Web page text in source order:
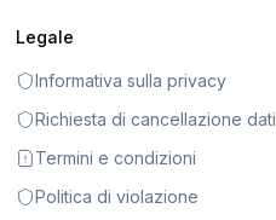
Legale
Informativa sulla privacy
Richiesta di cancellazione dati
Termini e condizioni
Politica di violazione